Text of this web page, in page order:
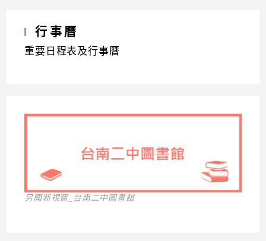
行事曆
重要日程表及行事曆
另開新視窗_台南二中圖書館